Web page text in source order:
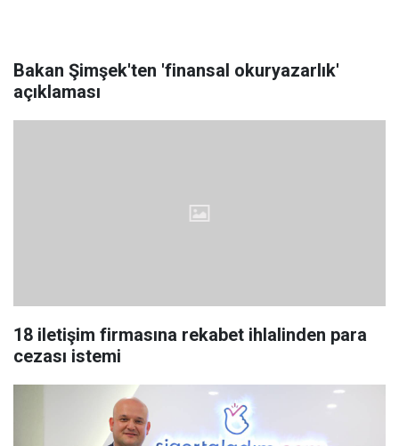
Bakan Şimşek'ten 'finansal okuryazarlık'
açıklaması
18 iletişim firmasına rekabet ihlalinden para
cezası istemi